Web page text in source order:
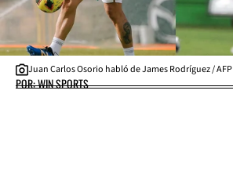
Juan Carlos Osorio habló de James Rodríguez / AFP
POR: WIN SPORTS